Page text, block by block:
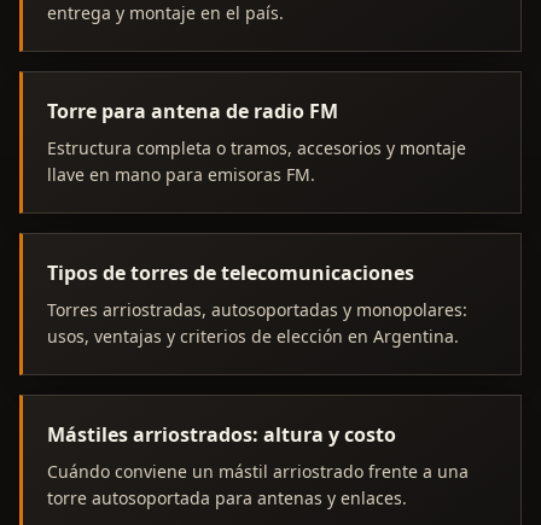
entrega y montaje en el país.
Torre para antena de radio FM
Estructura completa o tramos, accesorios y montaje
llave en mano para emisoras FM.
Tipos de torres de telecomunicaciones
Torres arriostradas, autosoportadas y monopolares:
usos, ventajas y criterios de elección en Argentina.
Mástiles arriostrados: altura y costo
Cuándo conviene un mástil arriostrado frente a una
torre autosoportada para antenas y enlaces.